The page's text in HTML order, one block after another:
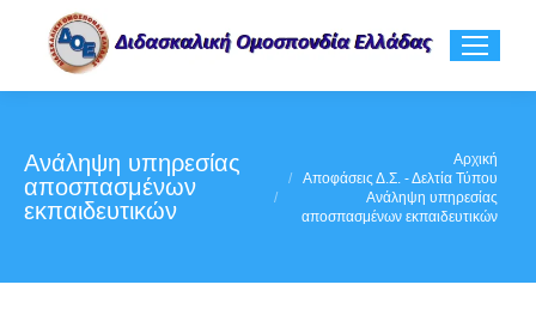
Ανάληψη υπηρεσίας
αποσπασμένων
εκπαιδευτικών
Αρχική
Αποφάσεις Δ.Σ. - Δελτία Τύπου
Ανάληψη υπηρεσίας
αποσπασμένων εκπαιδευτικών